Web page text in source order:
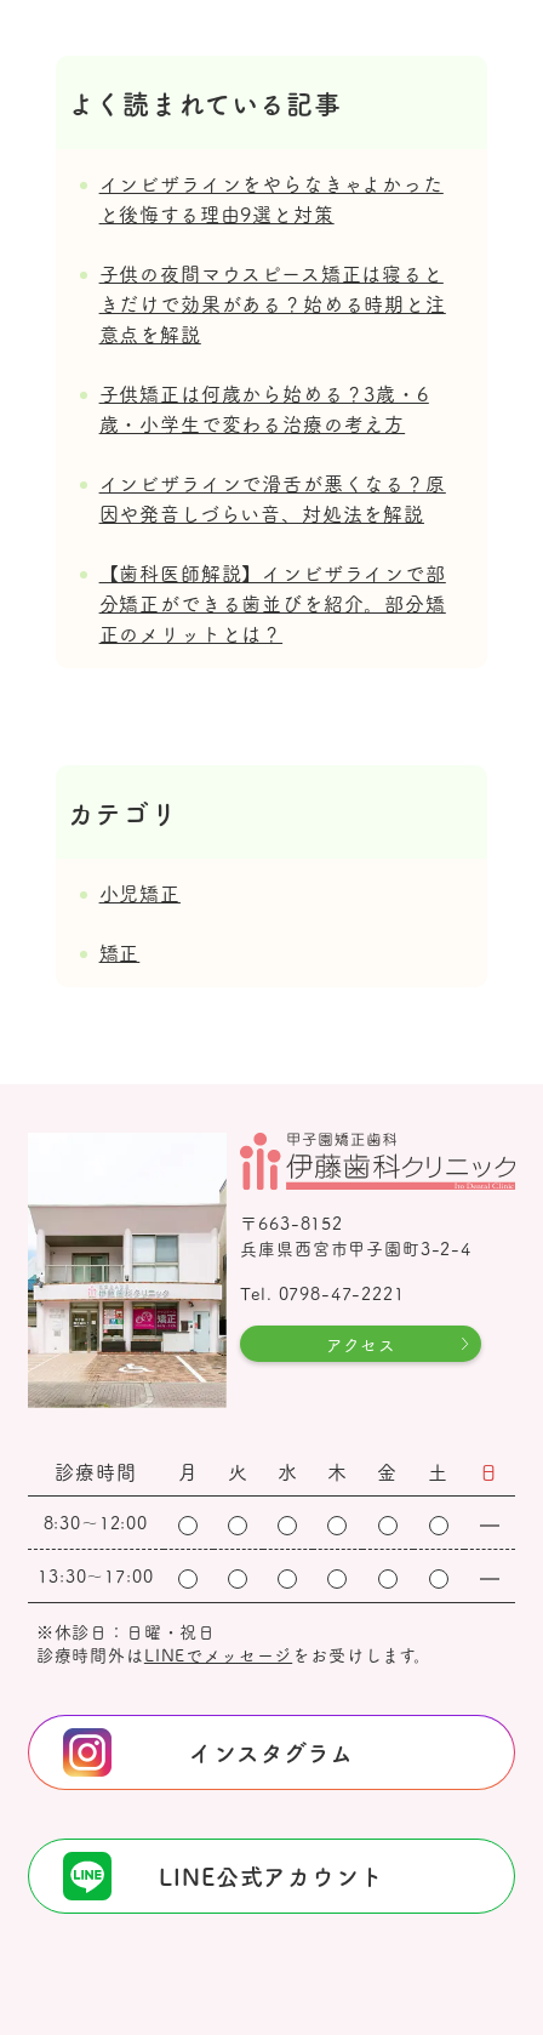
よく読まれている記事
インビザラインをやらなきゃよかった
と後悔する理由9選と対策
子供の夜間マウスピース矯正は寝ると
きだけで効果がある？始める時期と注
意点を解説
子供矯正は何歳から始める？3歳・6
歳・小学生で変わる治療の考え方
インビザラインで滑舌が悪くなる？原
因や発音しづらい音、対処法を解説
【歯科医師解説】インビザラインで部
分矯正ができる歯並びを紹介。部分矯
正のメリットとは？
カテゴリ
小児矯正
矯正
〒663-8152
兵庫県西宮市甲子園町3-2-4
Tel. 0798-47-2221
アクセス
診療時間 月 火 水 木 金 土 日
8:30～12:00
13:30～17:00
※休診日：日曜・祝日
診療時間外はLINEでメッセージ をお受けします。
インスタグラム
LINE公式アカウント